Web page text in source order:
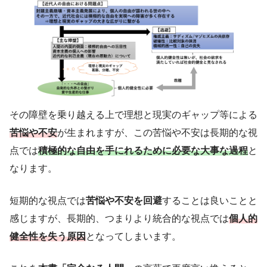
その障壁を乗り越える上で理想と現実のギャップ等による
苦悩や不安が生まれますが、この苦悩や不安は長期的な視
点では積極的な自由を手にれるために必要な大事な過程と
なります。
短期的な視点では苦悩や不安を回避することは良いことと
感じますが、長期的、つまりより統合的な視点では個人的
健全性を失う原因となってしまいます。